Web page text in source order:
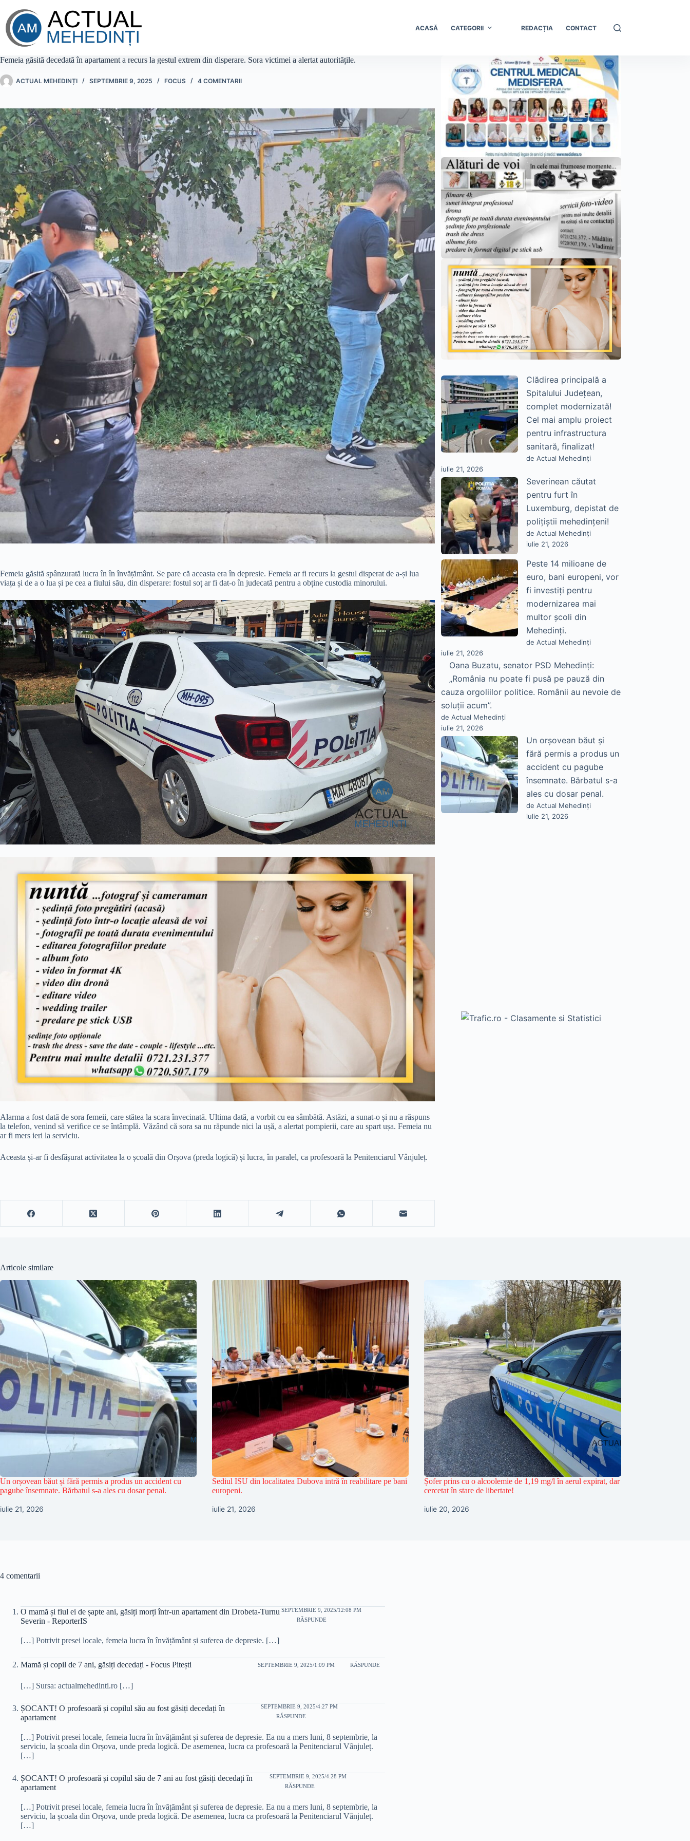
conținut
ACASĂ CATEGORII REDACȚIA CONTACT
Femeia găsită decedată în apartament a recurs la gestul extrem din disperare. Sora victimei a alertat autoritățile.
ACTUAL MEHEDINȚI SEPTEMBRIE 9, 2025 FOCUS 4 COMENTARII
Femeia găsită spânzurată lucra în în învățământ. Se pare că aceasta era în depresie. Femeia ar fi recurs la gestul disperat de a-și lua
viața și de a o lua și pe cea a fiului său, din disperare: fostul soț ar fi dat-o în judecată pentru a obține custodia minorului.
Alarma a fost dată de sora femeii, care stătea la scara învecinată. Ultima dată, a vorbit cu ea sâmbătă. Astăzi, a sunat-o și nu a răspuns
la telefon, venind să verifice ce se întâmplă. Văzând că sora sa nu răpunde nici la ușă, a alertat pompierii, care au spart ușa. Femeia nu
ar fi mers ieri la serviciu.
Aceasta și-ar fi desfășurat activitatea la o școală din Orșova (preda logică) și lucra, în paralel, ca profesoară la Penitenciarul Vânjuleț.
Clădirea principală a
Spitalului Județean,
complet modernizată!
Cel mai amplu proiect
pentru infrastructura
sanitară, finalizat!
de Actual Mehedinți
iulie 21, 2026
Severinean căutat
pentru furt în
Luxemburg, depistat de
polițiștii mehedințeni!
de Actual Mehedinți
iulie 21, 2026
Peste 14 milioane de
euro, bani europeni, vor
fi investiți pentru
modernizarea mai
multor școli din
Mehedinți.
de Actual Mehedinți
iulie 21, 2026
Oana Buzatu, senator PSD Mehedinți:
„România nu poate fi pusă pe pauză din
cauza orgoliilor politice. Românii au nevoie de
soluții acum”.
de Actual Mehedinți
iulie 21, 2026
Un orșovean băut și
fără permis a produs un
accident cu pagube
însemnate. Bărbatul s-a
ales cu dosar penal.
de Actual Mehedinți
iulie 21, 2026
Articole similare
Un orșovean băut și fără permis a produs un accident cu
pagube însemnate. Bărbatul s-a ales cu dosar penal.
iulie 21, 2026
Sediul ISU din localitatea Dubova intră în reabilitare pe bani
europeni.
iulie 21, 2026
Șofer prins cu o alcoolemie de 1,19 mg/l în aerul expirat, dar
cercetat în stare de libertate!
iulie 20, 2026
4 comentarii
O mamă și fiul ei de șapte ani, găsiți morți într-un apartament din Drobeta-Turnu
Severin - ReporterIS
SEPTEMBRIE 9, 2025/12:08 PM
RĂSPUNDE
[…] Potrivit presei locale, femeia lucra în învățământ și suferea de depresie. […]
Mamă și copil de 7 ani, găsiți decedați - Focus Pitești SEPTEMBRIE 9, 2025/1:09 PM RĂSPUNDE
[…] Sursa: actualmehedinti.ro […]
ȘOCANT! O profesoară și copilul său au fost găsiți decedați în
apartament
SEPTEMBRIE 9, 2025/4:27 PM
RĂSPUNDE
[…] Potrivit presei locale, femeia lucra în învățământ și suferea de depresie. Ea nu a mers luni, 8 septembrie, la
serviciu, la școala din Orșova, unde preda logică. De asemenea, lucra ca profesoară la Penitenciarul Vânjuleț.
[…]
ȘOCANT! O profesoară și copilul său de 7 ani au fost găsiți decedați în
apartament
SEPTEMBRIE 9, 2025/4:28 PM
RĂSPUNDE
[…] Potrivit presei locale, femeia lucra în învățământ și suferea de depresie. Ea nu a mers luni, 8 septembrie, la
serviciu, la școala din Orșova, unde preda logică. De asemenea, lucra ca profesoară la Penitenciarul Vânjuleț.
[…]